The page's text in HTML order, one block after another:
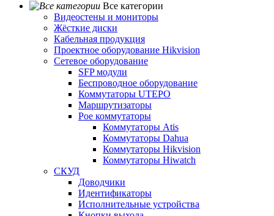
Все категории
Видеостены и мониторы
Жёсткие диски
Кабельная продукция
Проектное оборудование Hikvision
Сетевое оборудование
SFP модули
Беспроводное оборудование
Коммутаторы UTEPO
Маршрутизаторы
Poe коммутаторы
Коммутаторы Atis
Коммутаторы Dahua
Коммутаторы Hikvision
Коммутаторы Hiwatch
СКУД
Доводчики
Идентификаторы
Исполнительные устройства